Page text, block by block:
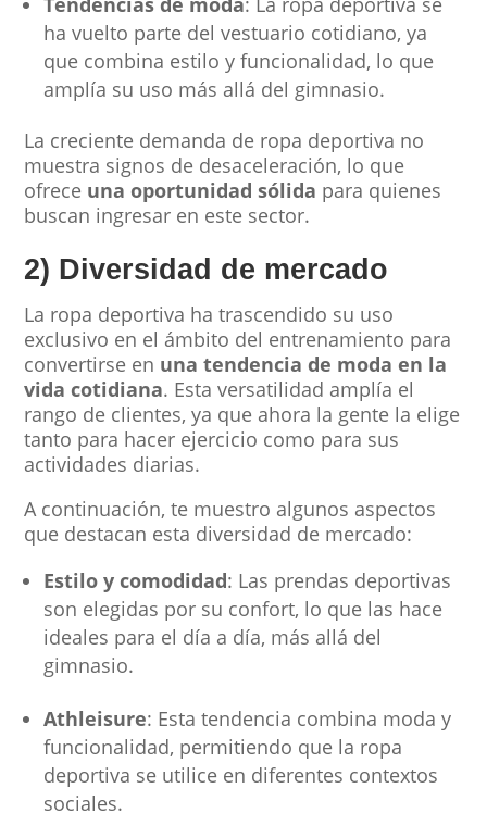
ha vuelto parte del vestuario cotidiano, ya
que combina estilo y funcionalidad, lo que
amplía su uso más allá del gimnasio.
La creciente demanda de ropa deportiva no
muestra signos de desaceleración, lo que
ofrece una oportunidad sólida para quienes
buscan ingresar en este sector.
2) Diversidad de mercado
La ropa deportiva ha trascendido su uso
exclusivo en el ámbito del entrenamiento para
convertirse en una tendencia de moda en la
vida cotidiana. Esta versatilidad amplía el
rango de clientes, ya que ahora la gente la elige
tanto para hacer ejercicio como para sus
actividades diarias.
A continuación, te muestro algunos aspectos
que destacan esta diversidad de mercado:
Estilo y comodidad: Las prendas deportivas
son elegidas por su confort, lo que las hace
ideales para el día a día, más allá del
gimnasio.
Athleisure: Esta tendencia combina moda y
funcionalidad, permitiendo que la ropa
deportiva se utilice en diferentes contextos
sociales.